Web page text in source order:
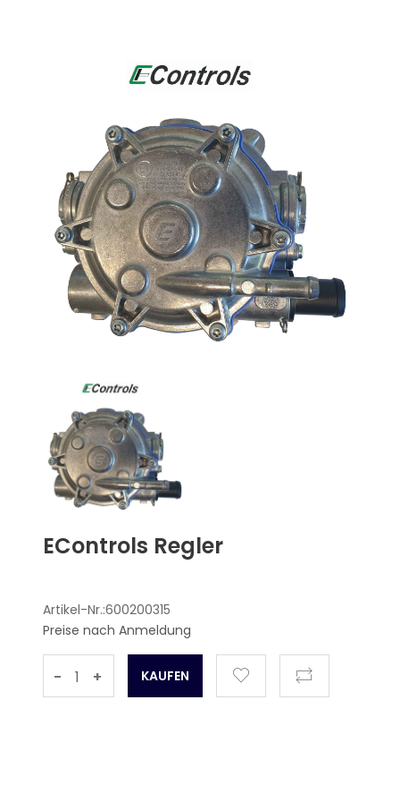
EControls Regler
Artikel-Nr.:600200315
Preise nach Anmeldung
- +